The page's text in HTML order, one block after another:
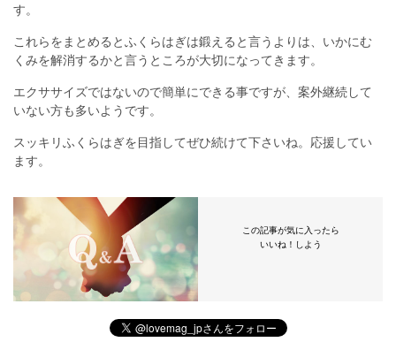
す。
これらをまとめるとふくらはぎは鍛えると言うよりは、いかにむ
くみを解消するかと言うところが大切になってきます。
エクササイズではないので簡単にできる事ですが、案外継続して
いない方も多いようです。
スッキリふくらはぎを目指してぜひ続けて下さいね。応援してい
ます。
この記事が気に入ったら
いいね！しよう